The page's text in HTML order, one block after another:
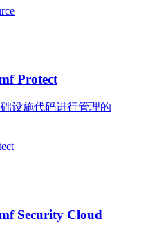
Protect
础设施代码进行管理的
Security Cloud